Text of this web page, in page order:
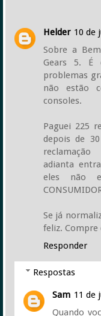
Helder 10 de
Sobre a
Gears 5. É
problemas
não estão
consoles.
Paguei 225
depois de
reclamação
adianta
eles não
Se já
feliz. Compre
Responder
Respostas
Sam 11 de
Quando